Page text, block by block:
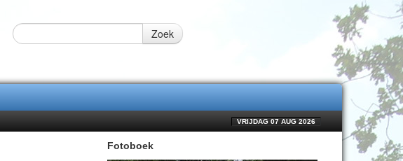
Zoek
VRIJDAG 07 AUG 2026
Fotoboek